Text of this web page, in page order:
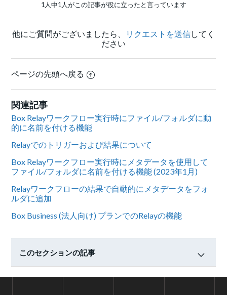
1人中1人がこの記事が役に立ったと言っています
他にご質問がございましたら、 リクエストを送信してく
ださい
ページの先頭へ戻る
関連記事
Box Relayワークフロー実行時にファイル/フォルダに動
的に名前を付ける機能
Relayでのトリガーおよび結果について
Box Relayワークフロー実行時にメタデータを使用して
ファイル/フォルダに名前を付ける機能 (2023年1月)
Relayワークフローの結果で自動的にメタデータをフォ
ルダに追加
Box Business (法人向け) プランでのRelayの機能
このセクションの記事